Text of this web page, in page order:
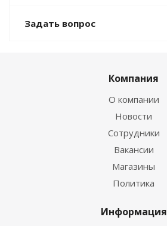
Задать вопрос
Компания
О компании
Новости
Сотрудники
Вакансии
Магазины
Политика
Информация